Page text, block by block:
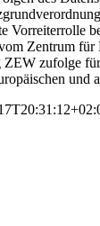
Vorreiterrolle
Zentrum für
ZEW zufolge
und